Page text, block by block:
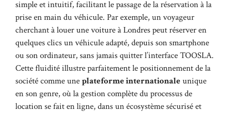
simple et intuitif, facilitant le passage de la réservation à la
prise en main du véhicule. Par exemple, un voyageur
cherchant à louer une voiture à Londres peut réserver en
quelques clics un véhicule adapté, depuis son smartphone
ou son ordinateur, sans jamais quitter l’interface TOOSLA.
Cette fluidité illustre parfaitement le positionnement de la
société comme uneplateforme internationaleunique
en son genre, où la gestion complète du processus de
location se fait en ligne, dans un écosystème sécurisé et